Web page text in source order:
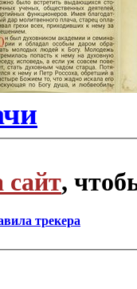
сайт,
трекера